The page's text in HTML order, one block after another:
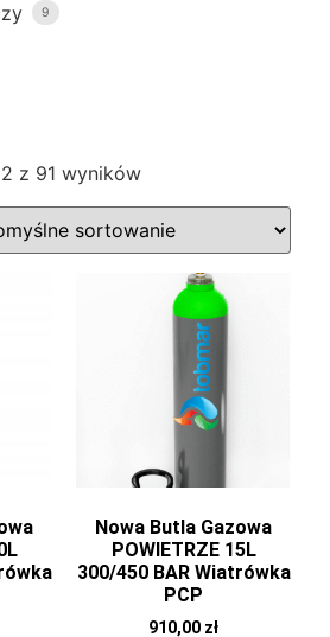
9
z 91 wyników
Nowa Butla Gazowa
POWIETRZE 15L
300/450 BAR Wiatrówka
PCP
910,00 zł